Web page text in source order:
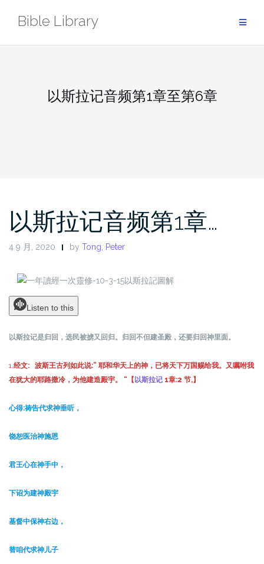
Bible Library
以斯拉记音频第1章至第6章
以斯拉记音频第1章…
4 9 月, 2020 by Tong, Peter
Listen to this
以斯拉记是归回，选民被掳又回归。归回不但建圣殿，还要归回神里面。
1.经文: 波斯王古列如此说:” 耶和华天上的神，已将天下万国赐给我。又嘱咐我
在犹大的耶路撒冷，为他建造殿宇。 “ 【 以斯拉记 1章:2 节,】
心得:祷告代求神垂听，
饶恕医治神施恩
君王心在神手中，
下诏为建神殿宇
基督中保神右边，
替咱代求神儿子